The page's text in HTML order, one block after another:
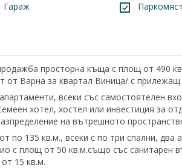
Гараж
просторна къща с площ от 490
от Варна за квартал Виница/ с
всеки със самостоятелен
хотел, хостел или инвестиция за
на вътрешното
по 135 кв.м., всеки с по три спални, два
с площ от 50 кв.м.също със
15 кв.м.